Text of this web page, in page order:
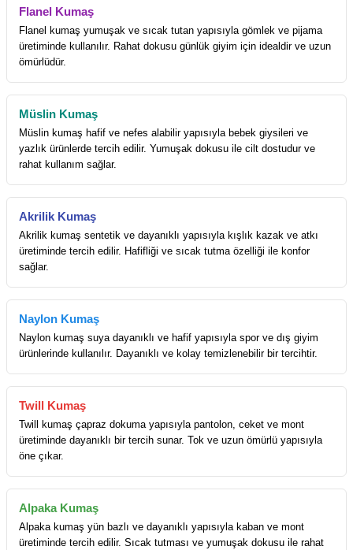
Flanel Kumaş
Flanel kumaş yumuşak ve sıcak tutan yapısıyla gömlek ve pijama
üretiminde kullanılır. Rahat dokusu günlük giyim için idealdir ve uzun
ömürlüdür.
Müslin Kumaş
Müslin kumaş hafif ve nefes alabilir yapısıyla bebek giysileri ve
yazlık ürünlerde tercih edilir. Yumuşak dokusu ile cilt dostudur ve
rahat kullanım sağlar.
Akrilik Kumaş
Akrilik kumaş sentetik ve dayanıklı yapısıyla kışlık kazak ve atkı
üretiminde tercih edilir. Hafifliği ve sıcak tutma özelliği ile konfor
sağlar.
Naylon Kumaş
Naylon kumaş suya dayanıklı ve hafif yapısıyla spor ve dış giyim
ürünlerinde kullanılır. Dayanıklı ve kolay temizlenebilir bir tercihtir.
Twill Kumaş
Twill kumaş çapraz dokuma yapısıyla pantolon, ceket ve mont
üretiminde dayanıklı bir tercih sunar. Tok ve uzun ömürlü yapısıyla
öne çıkar.
Alpaka Kumaş
Alpaka kumaş yün bazlı ve dayanıklı yapısıyla kaban ve mont
üretiminde tercih edilir. Sıcak tutması ve yumuşak dokusu ile rahat